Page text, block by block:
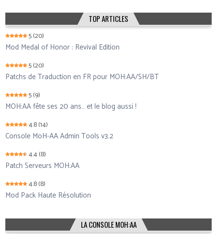
TOP ARTICLES
5(20)
Mod Medal of Honor : Revival Edition
5(20)
Patchs de Traduction en FR pour MOH:AA/SH/BT
5(9)
MOH:AA fête ses 20 ans… et le blog aussi !
4.8(14)
Console MoH-AA Admin Tools v3.2
4.4(8)
Patch Serveurs MOH:AA
4.8(8)
Mod Pack Haute Résolution
LA CONSOLE MOH:AA